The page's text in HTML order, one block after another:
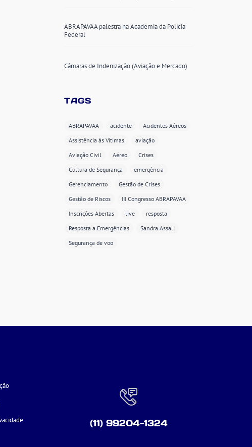
ABRAPAVAA palestra na Academia da Polícia
Federal
Câmaras de Indenização (Aviação e Mercado)
TAGS
ABRAPAVAA acidente
Acidentes Aéreos
Assistência às Vítimas
aviação
Aviação Civil
Aéreo
Crises
Cultura de Segurança
emergência
Gerenciamento
Gestão de Crises
Gestão de Riscos
III Congresso ABRAPAVAA
Inscrições Abertas
live
resposta
Resposta a Emergências
Sandra Assali
Segurança de voo
(11) 99204-1324